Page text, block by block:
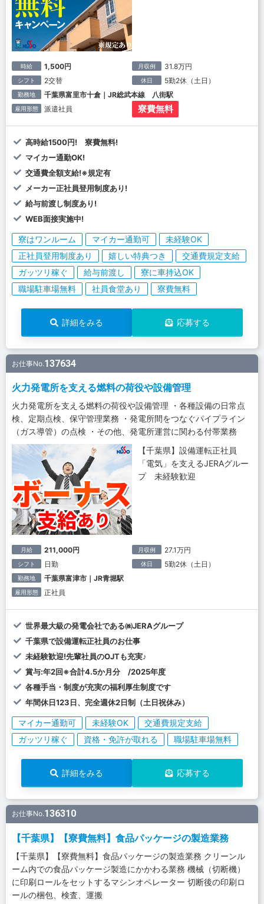
時給 1,500円 月収例 31.8万円
シフト 2交替 休日 5勤2休（土日）
勤務地 千葉県富里市十倉｜JR総武本線 八街駅
雇用形態 派遣社員 寮費無料
高時給1500円! 寮費無料!
マイカー通勤OK!
交通費全額支給!※規定有
メーカー正社員登用制度あり!
給与前渡し制度あり!
WEB面接実施中!
寮はワンルーム マイカー通勤可
未経験OK
正社員登用制度あり
嬉しい特典つき
交通費規定支給
ガッツリ稼ぐ
給与前渡し
寮に車持込OK
職場駐車場無料
社員食堂あり 寮費無料
詳細をみる 応募する
お仕事No.137634
火力発電所を支える燃料の荷役や設備管理
火力発電所を支える燃料の荷役や設備管理 ・各種設備の日常点
検、定期点検、保守管理業務 ・発電所間をつなぐパイプライン
（ガス導管）の点検 ・その他、発電所運営に関わる付帯業務
【千葉県】設備運転正社員
「電気」を支えるJERAグルー
プ 未経験歓迎
月給 211,000円 月収例 27.1万円
シフト 日勤 休日 5勤2休（土日）
勤務地 千葉県富津市｜JR青堀駅
雇用形態 正社員
世界最大級の発電会社である㈱JERAグループ
千葉県で設備運転正社員のお仕事
未経験歓迎!先輩社員のOJTも充実♪
賞与:年2回※合計4.5か月分 /2025年度
各種手当・制度が充実の福利厚生制度です
年間休日123日、完全週休2日制（土日祝休み）
マイカー通勤可 未経験OK
交通費規定支給
ガッツリ稼ぐ
資格・免許が取れる 職場駐車場無料
詳細をみる 応募する
お仕事No.136310
【千葉県】【寮費無料】食品パッケージの製造業務
【千葉県】【寮費無料】食品パッケージの製造業務 クリーンル
ーム内での食品パッケージ製造にかかわる業務 機械（切断機）
に印刷ロールをセットするマシンオペレーター 切断後の印刷ロ
ールの梱包、検査、運搬